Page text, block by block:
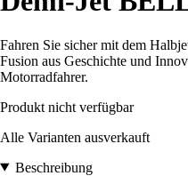
Fahren Sie sicher mit dem
Fusion aus Geschichte und
Motorradfahrer.
Produkt nicht verfügbar
Alle Varianten ausverkauft
Beschreibung